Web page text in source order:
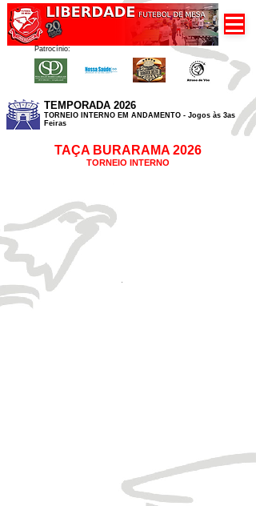
Patrocínio:
TEMPORADA 2026
TORNEIO INTERNO EM ANDAMENTO - Jogos às 3as
Feiras
TAÇA BURARAMA 2026
TORNEIO INTERNO